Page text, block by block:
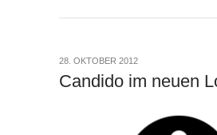
Candido im neuen
28. OKTOBER 2012